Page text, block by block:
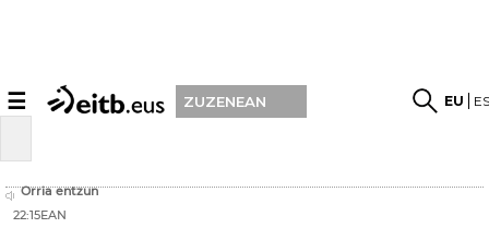
☰ ZUZENEAN EU
Orria entzun
22:15EAN